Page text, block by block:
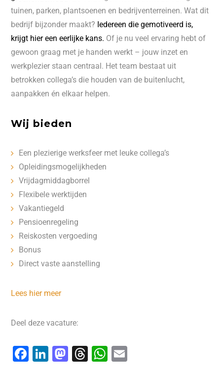
tuinen, parken, plantsoenen en bedrijventerreinen. Wat dit
bedrijf bijzonder maakt? Iedereen die gemotiveerd is,
krijgt hier een eerlijke kans. Of je nu veel ervaring hebt of
gewoon graag met je handen werkt – jouw inzet en
werkplezier staan centraal. Het team bestaat uit
betrokken collega’s die houden van de buitenlucht,
aanpakken én elkaar helpen.
Wij bieden
Een plezierige werksfeer met leuke collega’s
Opleidingsmogelijkheden
Vrijdagmiddagborrel
Flexibele werktijden
Vakantiegeld
Pensioenregeling
Reiskosten vergoeding
Bonus
Direct vaste aanstelling
Lees hier meer
Deel deze vacature:
F
Li M T
W